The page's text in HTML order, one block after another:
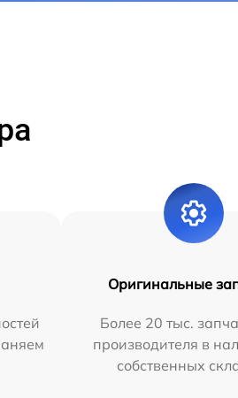
Оригинальные
Более 20 тыс.
производителя в
собственных